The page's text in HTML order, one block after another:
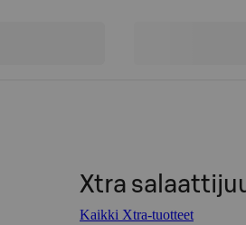
Xtra
Kaikki Xtra-tuotteet